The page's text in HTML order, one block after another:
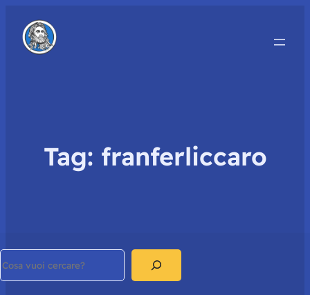
Tag: franferliccaro